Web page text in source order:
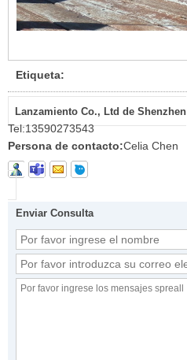
Etiqueta:
Lanzamiento Co., Ltd de Shenzhen
Tel:13590273543
Persona de contacto:Celia Chen
Enviar Consulta